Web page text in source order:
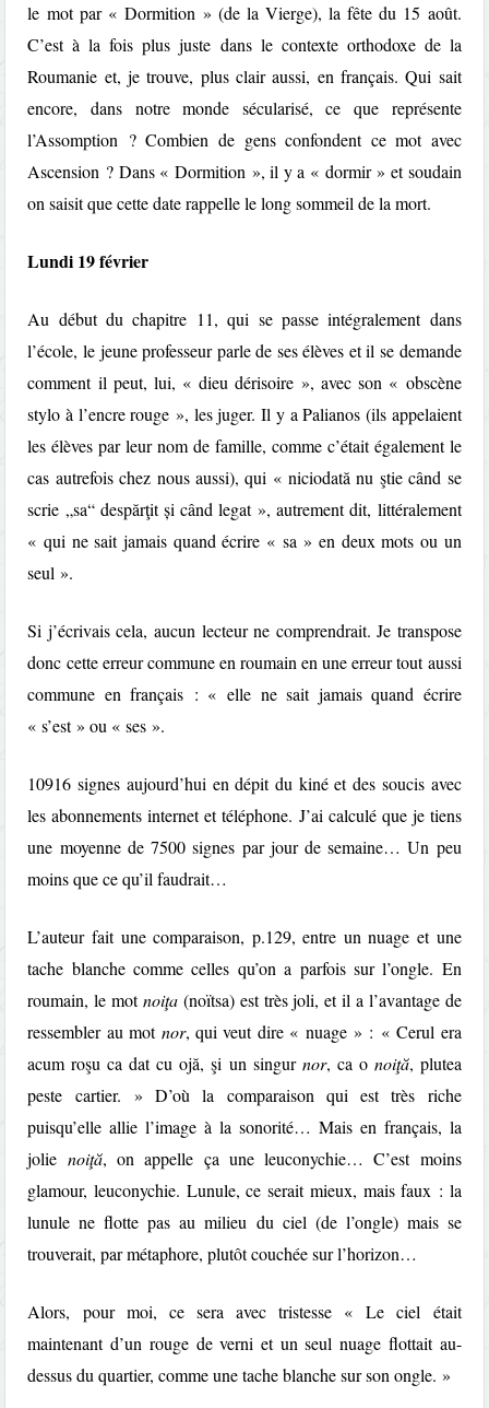
le mot par « Dormition » (de la Vierge), la fête du 15 août.
C’est à la fois plus juste dans le contexte orthodoxe de la
Roumanie et, je trouve, plus clair aussi, en français. Qui sait
encore, dans notre monde sécularisé, ce que représente
l’Assomption ? Combien de gens confondent ce mot avec
Ascension ? Dans « Dormition », il y a « dormir » et soudain
on saisit que cette date rappelle le long sommeil de la mort.
Lundi 19 février
Au début du chapitre 11, qui se passe intégralement dans
l’école, le jeune professeur parle de ses élèves et il se demande
comment il peut, lui, « dieu dérisoire », avec son « obscène
stylo à l’encre rouge », les juger. Il y a Palianos (ils appelaient
les élèves par leur nom de famille, comme c’était également le
cas autrefois chez nous aussi), qui « niciodată nu ştie când se
scrie „sa“ despărţit și când legat », autrement dit, littéralement
« qui ne sait jamais quand écrire « sa » en deux mots ou un
seul ».
Si j’écrivais cela, aucun lecteur ne comprendrait. Je transpose
donc cette erreur commune en roumain en une erreur tout aussi
commune en français : « elle ne sait jamais quand écrire
« s’est » ou « ses ».
10916 signes aujourd’hui en dépit du kiné et des soucis avec
les abonnements internet et téléphone. J’ai calculé que je tiens
une moyenne de 7500 signes par jour de semaine… Un peu
moins que ce qu’il faudrait…
L’auteur fait une comparaison, p.129, entre un nuage et une
tache blanche comme celles qu’on a parfois sur l’ongle. En
roumain, le motnoiţa (noïtsa) est très joli, et il a l’avantage de
ressembler au mot nor, qui veut dire « nuage » : « Cerul era
acum roşu ca dat cu ojă, şi un singur nor, ca o noiţă, plutea
peste cartier. » D’où la comparaison qui est très riche
puisqu’elle allie l’image à la sonorité… Mais en français, la
jolie noiţă, on appelle ça une leuconychie… C’est moins
glamour, leuconychie. Lunule, ce serait mieux, mais faux : la
lunule ne flotte pas au milieu du ciel (de l’ongle) mais se
trouverait, par métaphore, plutôt couchée sur l’horizon…
Alors, pour moi, ce sera avec tristesse « Le ciel était
maintenant d’un rouge de verni et un seul nuage flottait au-
dessus du quartier, comme une tache blanche sur son ongle. »